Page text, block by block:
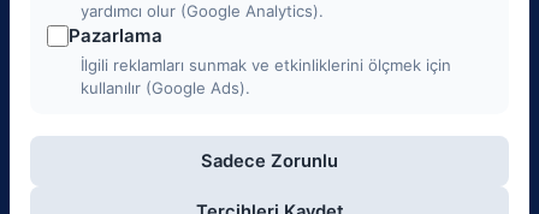
0 (312) 988 00 00
Mustafa Kemal Mah. 2141. Cad. No: 33/2, Çankaya / ANKARA
Pazartesi - Cuma 9:00 - 18:00
yardımcı olur (Google Analytics).
Pazarlama
İlgili reklamları sunmak ve etkinliklerini ölçmek için
kullanılır (Google Ads).
Sadece Zorunlu